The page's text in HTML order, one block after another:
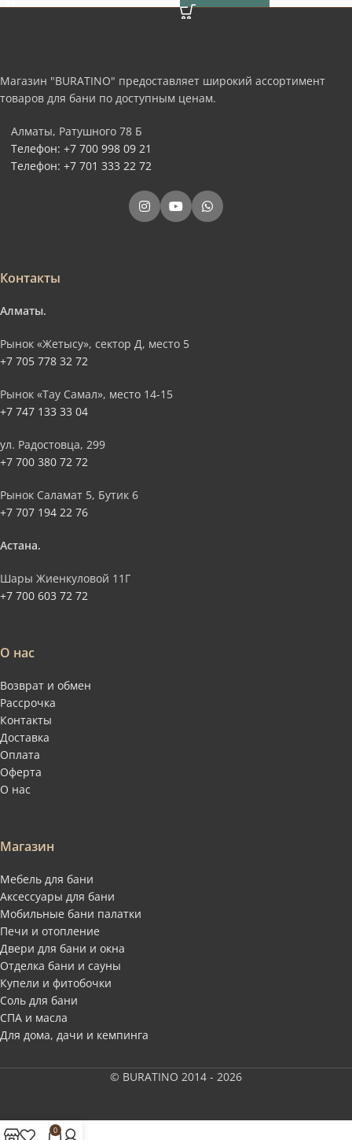
Магазин "BURATINO" предоставляет широкий ассортимент
товаров для бани по доступным ценам.
Алматы, Ратушного 78 Б
Телефон: +7 700 998 09 21
Телефон: +7 701 333 22 72
Контакты
Алматы.
Рынок «Жетысу», сектор Д, место 5
+7 705 778 32 72
Рынок «Тау Самал», место 14-15
+7 747 133 33 04
ул. Радостовца, 299
+7 700 380 72 72
Рынок Саламат 5, Бутик 6
+7 707 194 22 76
Астана.
Шары Жиенкуловой 11Г
+7 700 603 72 72
О нас
Возврат и обмен
Рассрочка
Контакты
Доставка
Оплата
Оферта
О нас
Магазин
Мебель для бани
Аксессуары для бани
Мобильные бани палатки
Печи и отопление
Двери для бани и окна
Отделка бани и сауны
Купели и фитобочки
Соль для бани
СПА и масла
Для дома, дачи и кемпинга
© BURATINO 2014 - 2026
0